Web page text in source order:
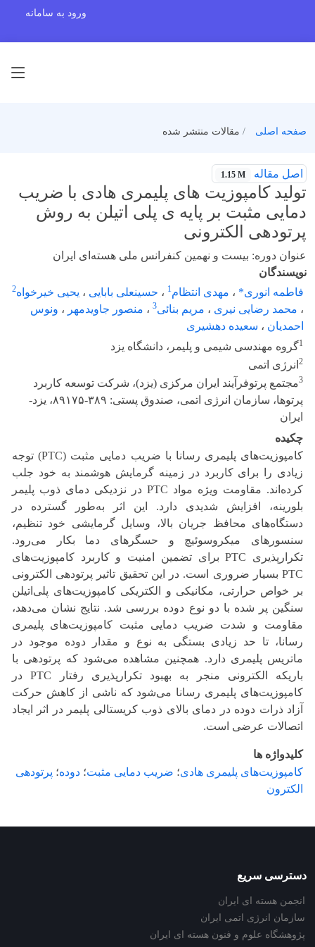
ورود به سامانه
صفحه اصلی مقالات منتشر شده
اصل مقاله 1.15 M
تولید کامپوزیت های پلیمری هادی با ضریب
دمایی مثبت بر پایه ی پلی اتیلن به روش
پرتودهی الکترونی
عنوان دوره: بیست و نهمین کنفرانس ملی هسته‌ای ایران
نویسندگان
فاطمه انوری* ، مهدی انتظام1 ، حسینعلی بابایی ، یحیی خیرخواه2
، محمد رضایی نیری ، مریم بنائی3 ، منصور جاویدمهر ، ونوس
احمدیان ، سعیده دهشیری
1گروه مهندسی شیمی و پلیمر، دانشگاه یزد
2 انرژی اتمی
3مجتمع پرتوفرآیند ایران مرکزی (یزد)، شرکت توسعه کاربرد
پرتوها، سازمان انرژی اتمی، صندوق پستی: ۳۸۹-۸۹۱۷۵، یزد-
ایران
چکیده
کامپوزیت‌های پلیمری رسانا با ضریب دمایی مثبت (PTC) توجه
زیادی را برای کاربرد در زمینه گرمایش هوشمند به خود جلب
کرده‌اند. مقاومت ویژه مواد PTC در نزدیکی دمای ذوب پلیمر
بلورینه، افزایش شدیدی دارد. این اثر به‌طور گسترده در
دستگاه‌های محافظ جریان بالا، وسایل گرمایشی خود تنظیم،
سنسورهای میکروسوئیچ و حسگرهای دما بکار می‌رود.
تکرارپذیری PTC برای تضمین امنیت و کاربرد کامپوزیت‌های
PTC بسیار ضروری است. در این تحقیق تاثیر پرتودهی الکترونی
بر خواص حرارتی، مکانیکی و الکتریکی کامپوزیت‌های پلی‌اتیلن
سنگین پر شده‌ با دو نوع دوده بررسی شد. نتایج نشان می‌دهد،
مقاومت و شدت ضریب دمایی مثبت کامپوزیت‌های پلیمری
رسانا، تا حد زیادی بستگی به نوع و مقدار دوده موجود در
ماتریس پلیمری دارد. همچنین مشاهده می‌شود که پرتودهی با
باریکه الکترونی منجر به بهبود تکرارپذیری رفتار PTC در
کامپوزیت‌های پلیمری رسانا می‌شود که ناشی از کاهش حرکت
آزاد ذرات دوده در دمای بالای ذوب کریستالی پلیمر در اثر ایجاد
اتصالات عرضی است.
کلیدواژه ها
کامپوزیت‌های پلیمری هادی؛ ضریب دمایی مثبت؛ دوده؛ پرتودهی
الکترون
دسترسی سریع
انجمن هسته ای ایران
سازمان انرژی اتمی ایران
پژوهشگاه علوم و فنون هسته ای ایران